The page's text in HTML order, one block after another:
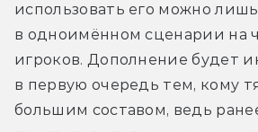
использовать его можно лишь
в одноимённом сценарии на
игроков. Дополнение будет
в первую очередь тем, кому
большим составом, ведь